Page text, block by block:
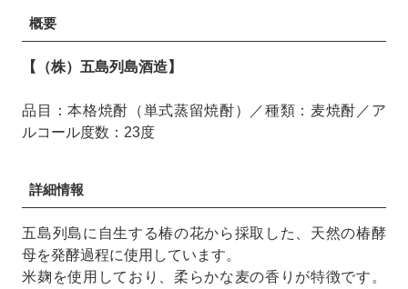
概要
【（株）五島列島酒造】
品目：本格焼酎（単式蒸留焼酎）／種類：麦焼酎／ア
ルコール度数：23度
詳細情報
五島列島に自生する椿の花から採取した、天然の椿酵
母を発酵過程に使用しています。
米麹を使用しており、柔らかな麦の香りが特徴です。